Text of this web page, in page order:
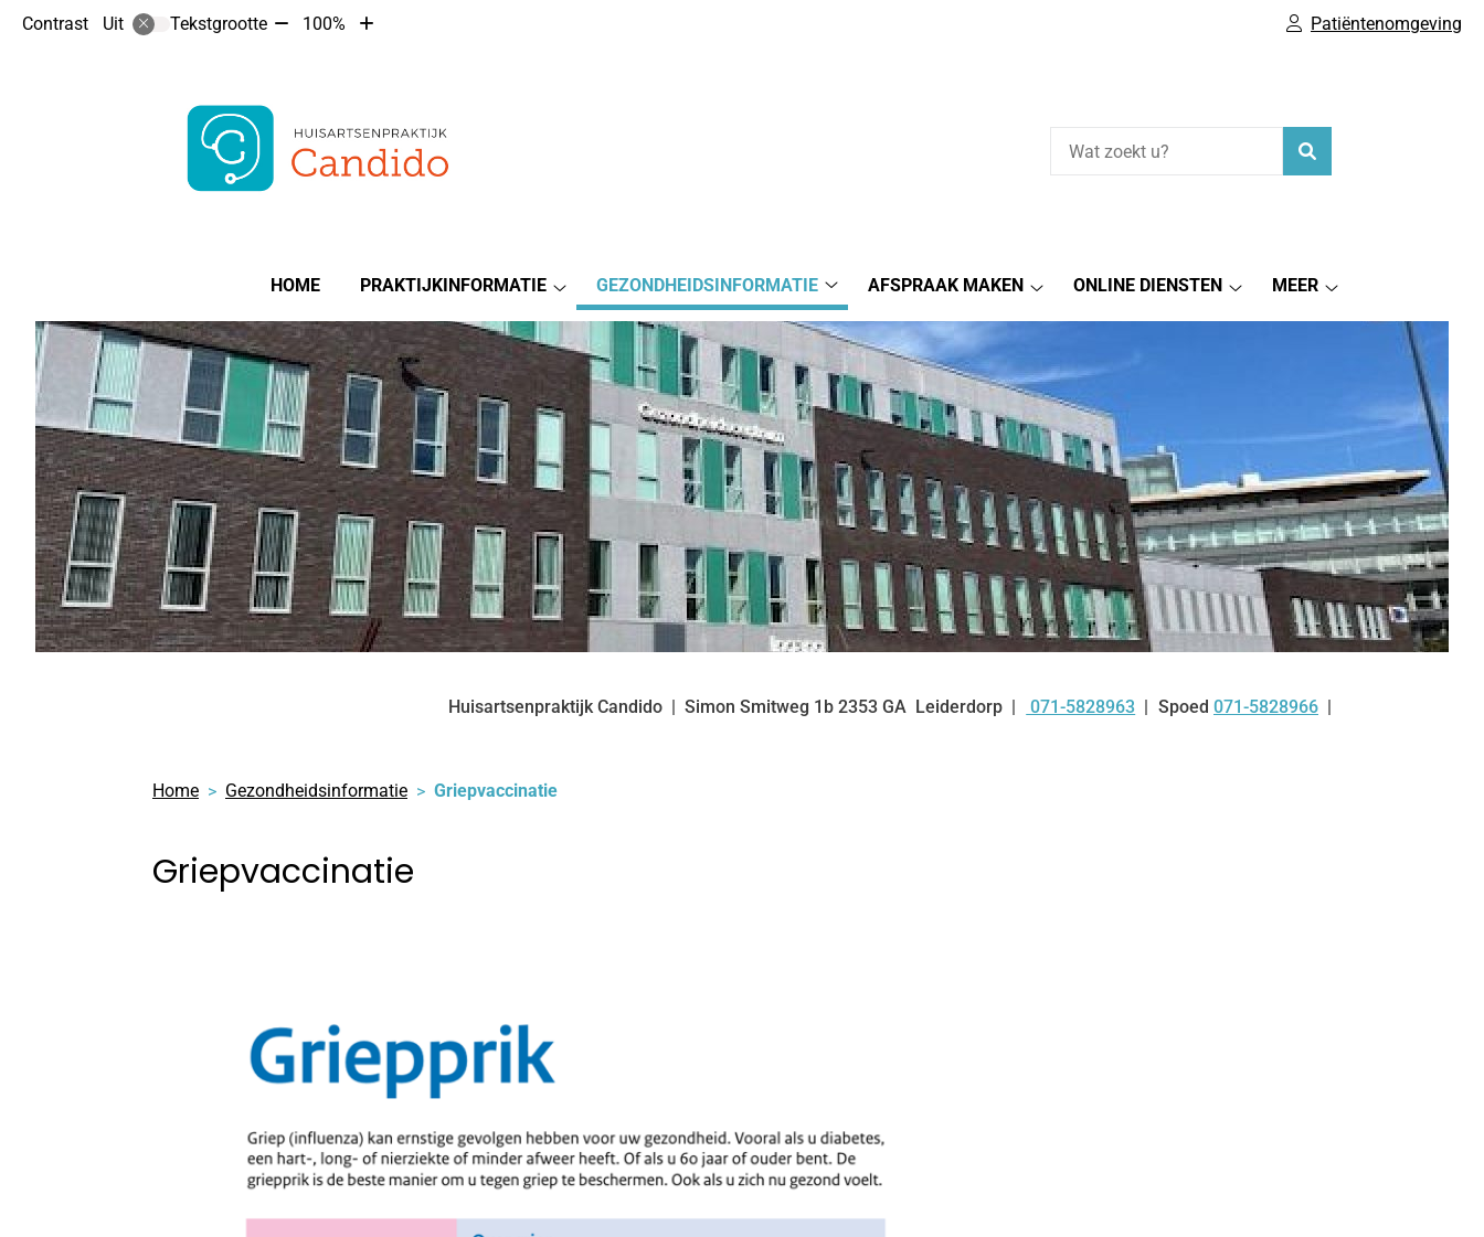
Contrast Uit Tekstgrootte Tekst100%
Tekst
Patiëntenomgeving
Hoofdmenu
HOME
PRAKTIJKINFORMATIE
Praktijkinformatie
GEZONDHEIDSINFORMATIE
Gezondheidsinformatie
submenu
AFSPRAAK MAKEN
ONLINE DIENSTEN
MEER
submenu
Huisartsenpraktijk Candido Simon Smitweg 1b 2353 GA Leiderdorp Tel:
071-5828963 Spoed 071-5828966
Home Gezondheidsinformatie Griepvaccinatie
Griepvaccinatie